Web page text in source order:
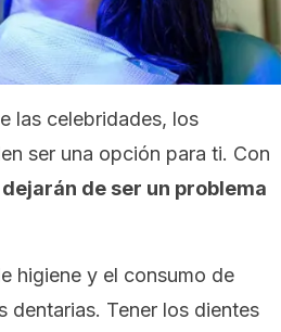
las celebridades, los
ser una opción para ti. Con
de ser un problema
higiene y el consumo de
dentarias. Tener los dientes